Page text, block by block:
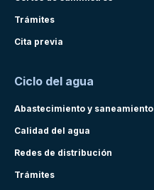
Trámites
Cita previa
Ciclo del agua
Abastecimiento y saneamiento
Calidad del agua
Redes de distribución
Trámites